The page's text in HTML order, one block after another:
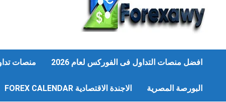
افضل منصات التداول فى الفوركس لعام 2026 منصات
البورصة المصرية الاجندة الاقتصادية FOREX CALENDAR